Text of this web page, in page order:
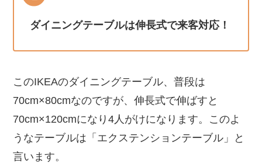
ダイニングテーブルは伸長式で来客対応！
このIKEAのダイニングテーブル、普段は
70cm×80cmなのですが、伸長式で伸ばすと
70cm×120cmになり4人がけになります。このよ
うなテーブルは「エクステンションテーブル」と
言います。